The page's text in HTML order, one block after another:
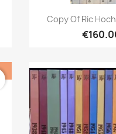
Quick
Copy Of Ric